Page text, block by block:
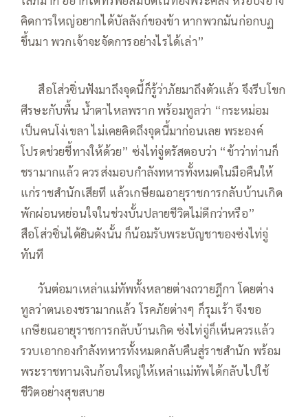
คิดการใหญ่อยากได้บัลลังก์ของข้า หากพวกมันก่อกบฏ
ขึ้นมา พวกเจ้าจะจัดการอย่างไรได้เล่า”
สือโส่วซิ่นฟังมาถึงจุดนี้ก็รู้ว่าภัยมาถึงตัวแล้ว จึงรีบโขก
ศีรษะกับพื้น น้ำตาไหลพราก พร้อมทูลว่า “กระหม่อม
เป็นคนโง่เขลา ไม่เคยคิดถึงจุดนี้มาก่อนเลย พระองค์
โปรดช่วยชี้ทางให้ด้วย” ซ่งไท่จู่ตรัสตอบว่า “ข้าว่าท่านก็
ชรามากแล้ว ควรส่งมอบกำลังทหารทั้งหมดในมือคืนให้
แก่ราชสำนักเสียที แล้วเกษียณอายุราชการกลับบ้านเกิด
พักผ่อนหย่อนใจในช่วงบั้นปลายชีวิตไม่ดีกว่าหรือ”
สือโส่วซิ่นได้ยินดังนั้น ก็น้อมรับพระบัญชาของซ่งไท่จู่
ทันที
—–วันต่อมาเหล่าแม่ทัพทั้งหลายต่างถวายฎีกา โดยต่าง
ทูลว่าตนเองชรามากแล้ว โรคภัยต่างๆ ก็รุมเร้า จึงขอ
เกษียณอายุราชการกลับบ้านเกิด ซ่งไท่จู่ก็เห็นควรแล้ว
รวบเอากองกำลังทหารทั้งหมดกลับคืนสู่ราชสำนัก พร้อม
พระราชทานเงินก้อนใหญ่ให้เหล่าแม่ทัพได้กลับไปใช้
ชีวิตอย่างสุขสบาย